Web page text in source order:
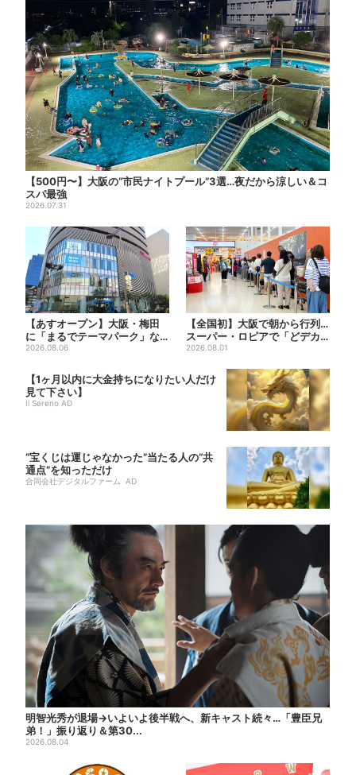
【500円〜】大阪の“市民ナイトプール”3選…夜だから涼しい＆コ
スパ最強
2026.07.31
【あすオープン】大阪・梅田
に「まるでテーマパーク」な
巨大スポーツ店、461ブラン...
2026.08.06
【全国初】大阪で朝から行列…
スーパー・ロピアで「どデカ
抽選会」、開始30分で“1...
2026.08.01
【1ヶ月以内に大金持ちになりたい人だけ
見て下さい】
Il Sereno AD
“宝くじは運じゃなかった”当たる人の“共
通点”を知っただけ
合同会社デジタルファーム AD
明智光秀が退場→いよいよ後半戦へ、新キャスト続々…「豊臣兄
弟！」振り返り＆第30...
2026.08.04